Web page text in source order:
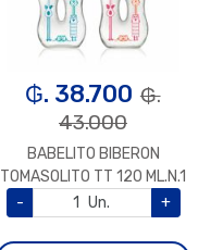
₲. 38.700 ₲.
43.000
BABELITO BIBERON
TOMASOLITO TT 120 ML.N.1
-
Un. +